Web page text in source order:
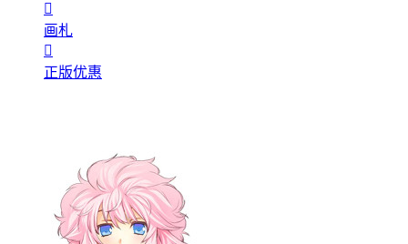

画札

正版优惠